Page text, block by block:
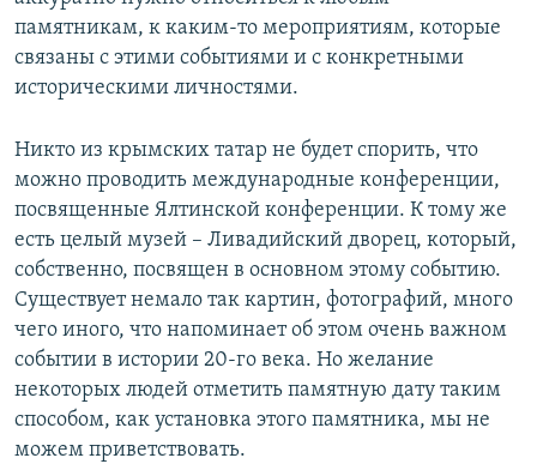
памятникам, к каким-то мероприятиям, которые
связаны с этими событиями и с конкретными
историческими личностями.
Никто из крымских татар не будет спорить, что
можно проводить международные конференции,
посвященные Ялтинской конференции. К тому же
есть целый музей – Ливадийский дворец, который,
собственно, посвящен в основном этому событию.
Существует немало так картин, фотографий, много
чего иного, что напоминает об этом очень важном
событии в истории 20-го века. Но желание
некоторых людей отметить памятную дату таким
способом, как установка этого памятника, мы не
можем приветствовать.